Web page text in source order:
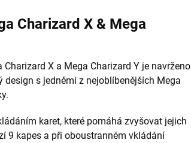
Charizard X & Mega
X a Mega Charizard Y je navrženo
s jedněmi z nejoblíbenějších Mega
karet, které pomáhá zvyšovat jejich
9 kapes a při oboustranném vkládání